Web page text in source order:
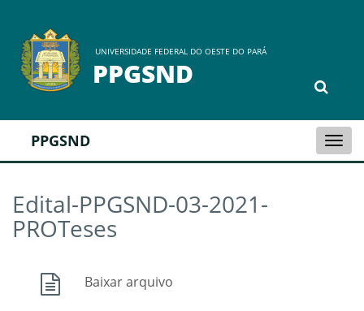
UNIVERSIDADE FEDERAL DO OESTE DO PARÁ
PPGSND
PPGSND
Edital-PPGSND-03-2021-
PROTeses
Baixar arquivo